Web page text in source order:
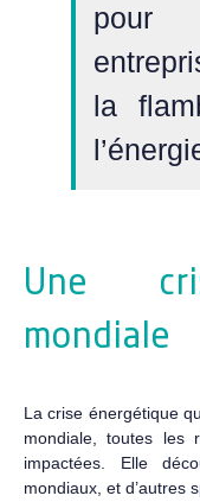
pour
la
Une
mondiale
La crise énergétique
mondiale, toutes les
impactées. Elle
mondiaux, et d’autres